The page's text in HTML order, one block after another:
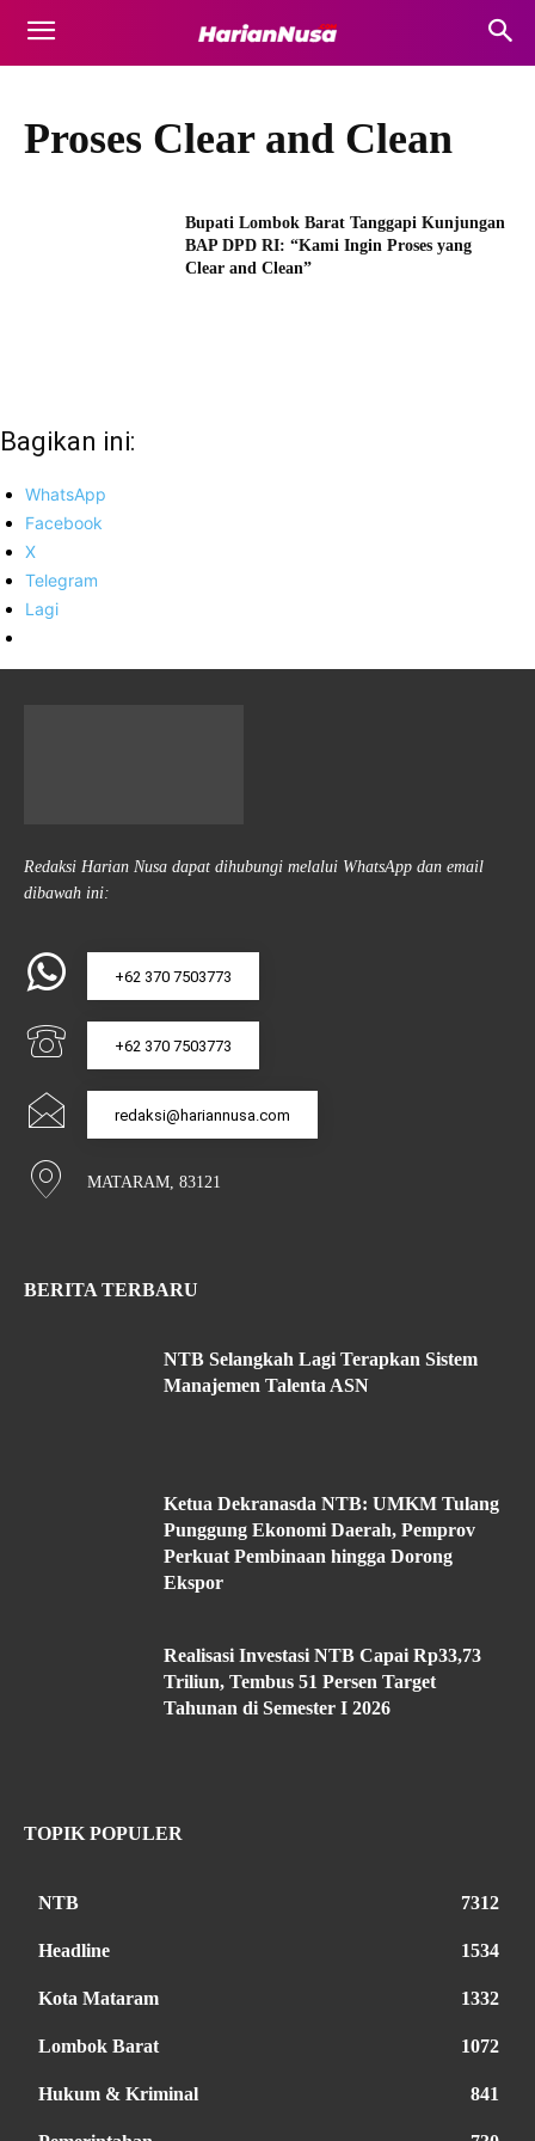
Proses Clear and Clean
Bupati Lombok Barat Tanggapi Kunjungan
BAP DPD RI: “Kami Ingin Proses yang
Clear and Clean”
Bagikan ini:
WhatsApp
Facebook
X
Telegram
Lagi
Redaksi Harian Nusa dapat dihubungi melalui WhatsApp dan email
dibawah ini:
+62 370 7503773
+62 370 7503773
redaksi@hariannusa.com
MATARAM, 83121
BERITA TERBARU
NTB Selangkah Lagi Terapkan Sistem
Manajemen Talenta ASN
Ketua Dekranasda NTB: UMKM Tulang
Punggung Ekonomi Daerah, Pemprov
Perkuat Pembinaan hingga Dorong
Ekspor
Realisasi Investasi NTB Capai Rp33,73
Triliun, Tembus 51 Persen Target
Tahunan di Semester I 2026
TOPIK POPULER
NTB 7312
Headline 1534
Kota Mataram 1332
Lombok Barat 1072
Hukum & Kriminal 841